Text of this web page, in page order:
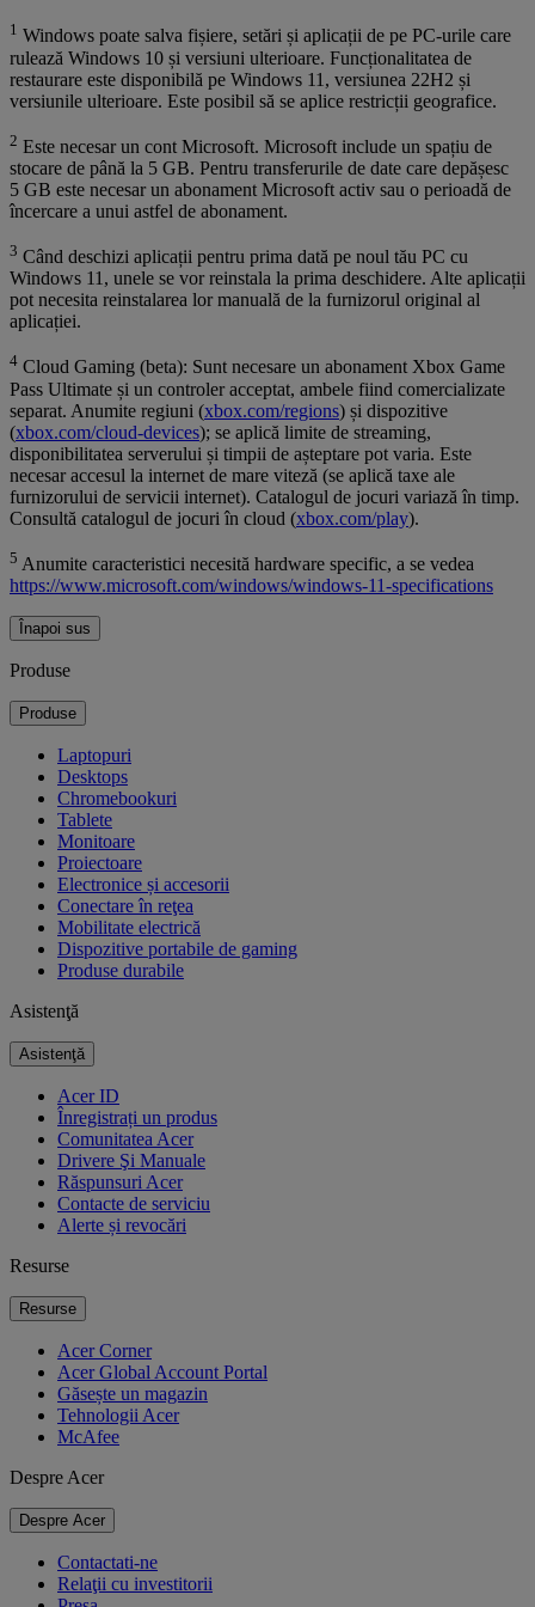
1 Windows poate salva fișiere, setări și aplicații de pe PC-urile care
rulează Windows 10 și versiuni ulterioare. Funcționalitatea de
restaurare este disponibilă pe Windows 11, versiunea 22H2 și
versiunile ulterioare. Este posibil să se aplice restricții geografice.
2 Este necesar un cont Microsoft. Microsoft include un spațiu de
stocare de până la 5 GB. Pentru transferurile de date care depășesc
5 GB este necesar un abonament Microsoft activ sau o perioadă de
încercare a unui astfel de abonament.
3 Când deschizi aplicații pentru prima dată pe noul tău PC cu
Windows 11, unele se vor reinstala la prima deschidere. Alte aplicații
pot necesita reinstalarea lor manuală de la furnizorul original al
aplicației.
4 Cloud Gaming (beta): Sunt necesare un abonament Xbox Game
Pass Ultimate și un controler acceptat, ambele fiind comercializate
separat. Anumite regiuni (xbox.com/regions) și dispozitive
(xbox.com/cloud-devices); se aplică limite de streaming,
disponibilitatea serverului și timpii de așteptare pot varia. Este
necesar accesul la internet de mare viteză (se aplică taxe ale
furnizorului de servicii internet). Catalogul de jocuri variază în timp.
Consultă catalogul de jocuri în cloud (xbox.com/play).
5 Anumite caracteristici necesită hardware specific, a se vedea
https://www.microsoft.com/windows/windows-11-specifications
Înapoi sus
Produse
Produse
Laptopuri
Desktops
Chromebookuri
Tablete
Monitoare
Proiectoare
Electronice și accesorii
Conectare în reţea
Mobilitate electrică
Dispozitive portabile de gaming
Produse durabile
Asistenţă
Asistenţă
Acer ID
Înregistrați un produs
Comunitatea Acer
Drivere Şi Manuale
Răspunsuri Acer
Contacte de serviciu
Alerte și revocări
Resurse
Resurse
Acer Corner
Acer Global Account Portal
Găsește un magazin
Tehnologii Acer
McAfee
Despre Acer
Despre Acer
Contactati-ne
Relaţii cu investitorii